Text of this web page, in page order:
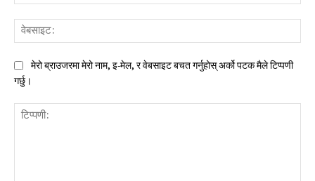
मेरो ब्राउजरमा मेरो नाम, इ-मेल, र वेबसाइट बचत गर्नुहोस् अर्को पटक मैले टिप्पणी
गर्छु।